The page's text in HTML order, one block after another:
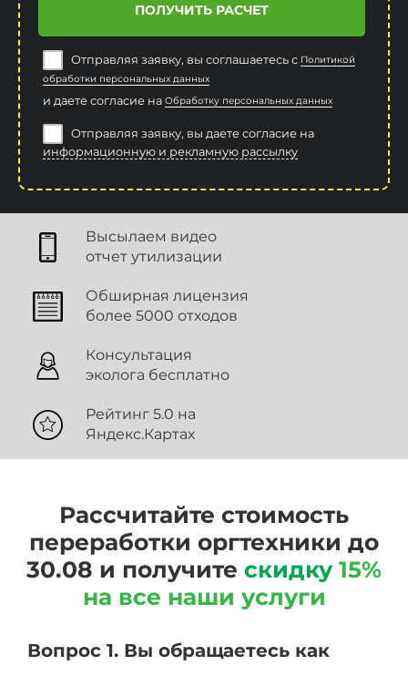
ПОЛУЧИТЬ РАСЧЕТ
Отправляя заявку, вы соглашаетесь с Политикой
обработки персональных данных
и даете согласие на Обработку персональных данных
Отправляя заявку, вы даете согласие на
информационную и рекламную рассылку
Высылаем видео
отчет утилизации
Обширная лицензия
более 5000 отходов
Консультация
эколога бесплатно
Рейтинг 5.0 на
Яндекс.Картах
Рассчитайте стоимость
переработки оргтехники до
30.08 и получите скидку 15%
на все наши услуги
Вопрос 1. Вы обращаетесь как